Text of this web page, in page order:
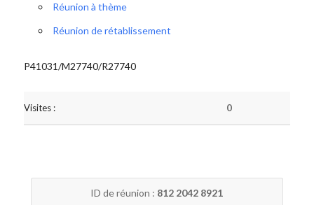
Réunion à thème
Réunion de rétablissement
P41031/M27740/R27740
Visites : 0
ID de réunion : 812 2042 8921